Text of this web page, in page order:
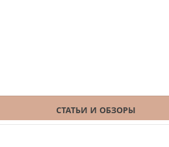
СТАТЬИ И ОБЗОРЫ